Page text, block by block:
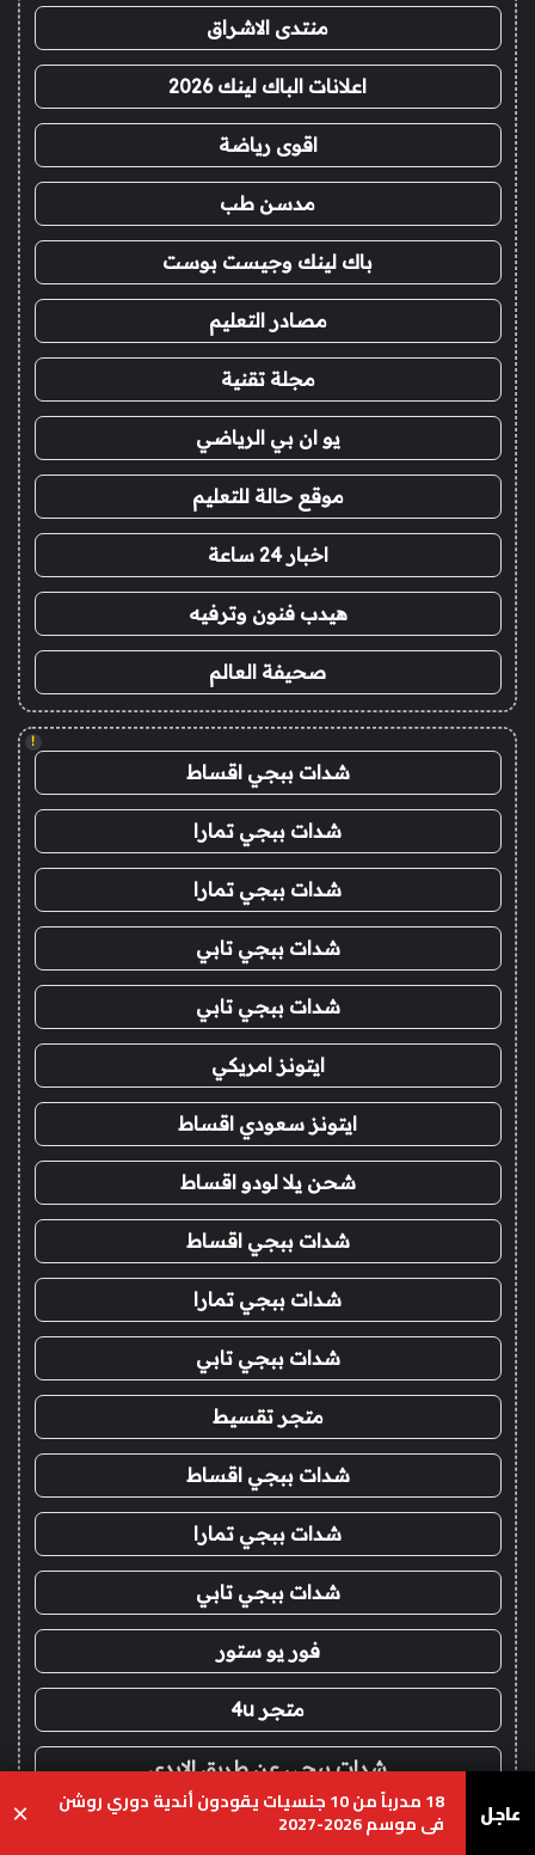
منتدى الاشراق
اعلانات الباك لينك 2026
اقوى رياضة
مدسن طب
باك لينك وجيست بوست
مصادر التعليم
مجلة تقنية
يو ان بي الرياضي
موقع حالة للتعليم
اخبار 24 ساعة
هيدب فنون وترفيه
صحيفة العالم
!
شدات ببجي اقساط
شدات ببجي تمارا
شدات ببجي تمارا
شدات ببجي تابي
شدات ببجي تابي
ايتونز امريكي
ايتونز سعودي اقساط
شحن يلا لودو اقساط
شدات ببجي اقساط
شدات ببجي تمارا
شدات ببجي تابي
متجر تقسيط
شدات ببجي اقساط
شدات ببجي تمارا
شدات ببجي تابي
فور يو ستور
متجر 4u
شدات ببجي عن طريق الايدي
شحن يلا لودو اقساط
عاجل 18 مدرباً من 10 جنسيات يقودون أندية دوري روشن
في موسم 2026-2027 ×